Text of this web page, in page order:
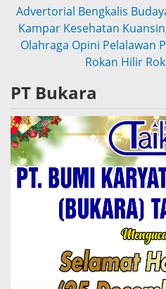
Advertorial Bengkalis
Kampar Kesehatan
Olahraga Opini Pelalawan
Rokan Hilir
PT Bukara